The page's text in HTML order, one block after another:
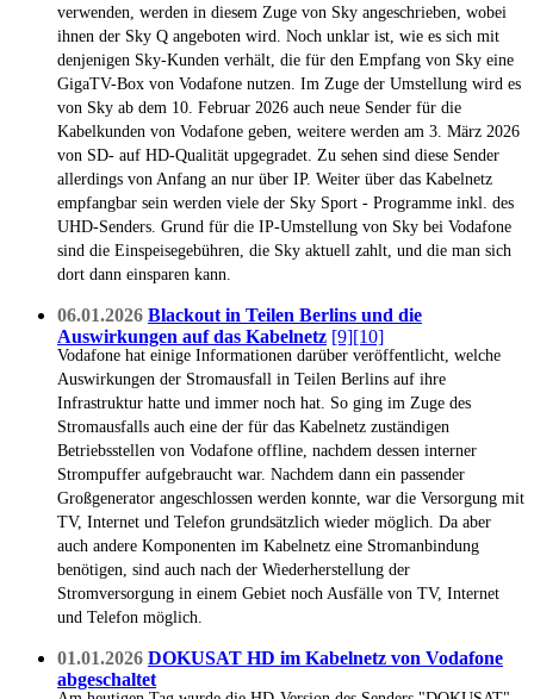
verwenden, werden in diesem Zuge von Sky angeschrieben, wobei
ihnen der Sky Q angeboten wird. Noch unklar ist, wie es sich mit
denjenigen Sky-Kunden verhält, die für den Empfang von Sky eine
GigaTV-Box von Vodafone nutzen. Im Zuge der Umstellung wird es
von Sky ab dem 10. Februar 2026 auch neue Sender für die
Kabelkunden von Vodafone geben, weitere werden am 3. März 2026
von SD- auf HD-Qualität upgegradet. Zu sehen sind diese Sender
allerdings von Anfang an nur über IP. Weiter über das Kabelnetz
empfangbar sein werden viele der Sky Sport - Programme inkl. des
UHD-Senders. Grund für die IP-Umstellung von Sky bei Vodafone
sind die Einspeisegebühren, die Sky aktuell zahlt, und die man sich
dort dann einsparen kann.
06.01.2026 Blackout in Teilen Berlins und die
Auswirkungen auf das Kabelnetz [9][10]
Vodafone hat einige Informationen darüber veröffentlicht, welche
Auswirkungen der Stromausfall in Teilen Berlins auf ihre
Infrastruktur hatte und immer noch hat. So ging im Zuge des
Stromausfalls auch eine der für das Kabelnetz zuständigen
Betriebsstellen von Vodafone offline, nachdem dessen interner
Strompuffer aufgebraucht war. Nachdem dann ein passender
Großgenerator angeschlossen werden konnte, war die Versorgung mit
TV, Internet und Telefon grundsätzlich wieder möglich. Da aber
auch andere Komponenten im Kabelnetz eine Stromanbindung
benötigen, sind auch nach der Wiederherstellung der
Stromversorgung in einem Gebiet noch Ausfälle von TV, Internet
und Telefon möglich.
01.01.2026 DOKUSAT HD im Kabelnetz von Vodafone
abgeschaltet